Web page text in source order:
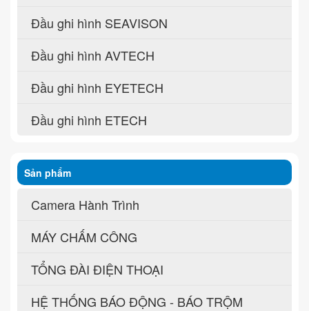
Đầu ghi hình SEAVISON
Đầu ghi hình AVTECH
Đầu ghi hình EYETECH
Đầu ghi hình ETECH
Sản phẩm
Camera Hành Trình
MÁY CHẤM CÔNG
TỔNG ĐÀI ĐIỆN THOẠI
HỆ THỐNG BÁO ĐỘNG - BÁO TRỘM